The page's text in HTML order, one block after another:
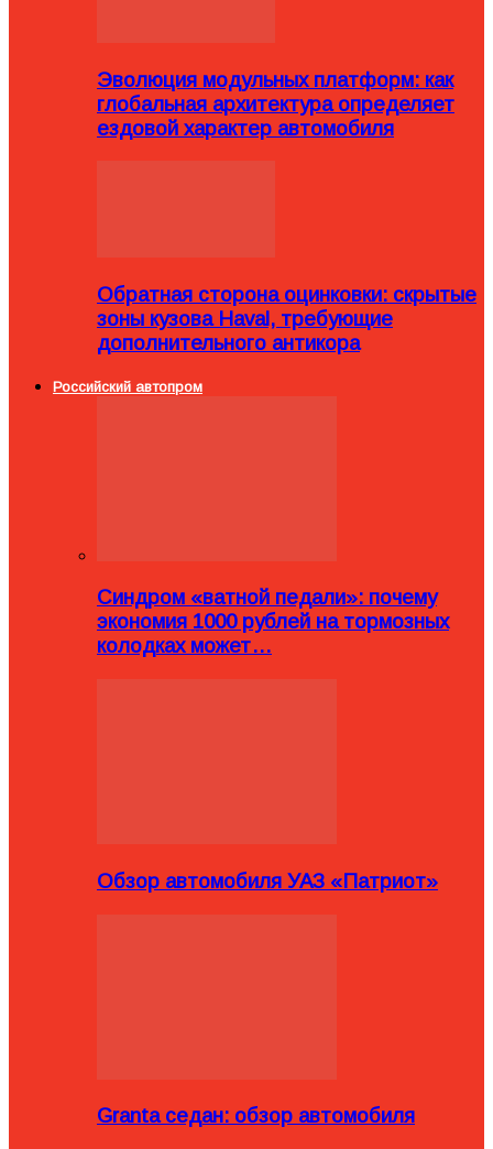
Эволюция модульных платформ: как
глобальная архитектура определяет
ездовой характер автомобиля
Обратная сторона оцинковки: скрытые
зоны кузова Haval, требующие
дополнительного антикора
Российский автопром
Синдром «ватной педали»: почему
экономия 1000 рублей на тормозных
колодках может…
Обзор автомобиля УАЗ «Патриот»
Granta седан: обзор автомобиля